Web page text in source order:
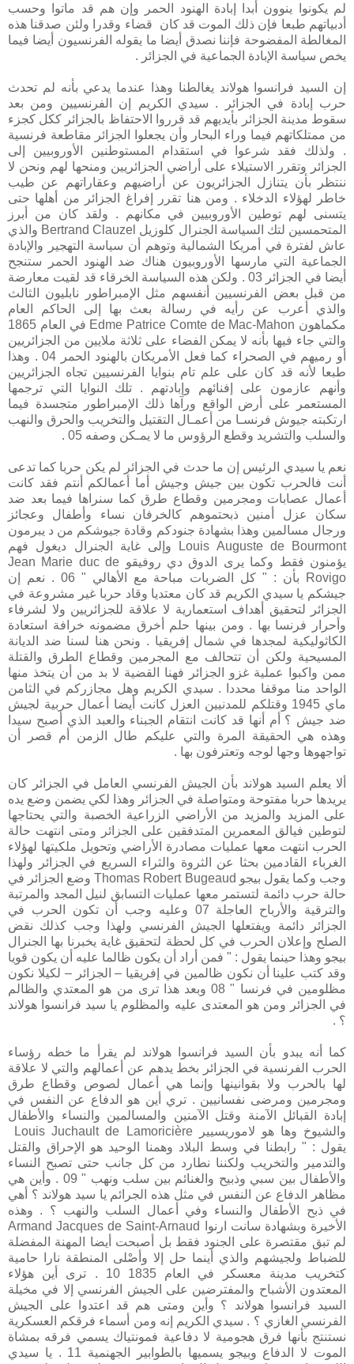
لم يكونوا ينوون أبدا إبادة الهنود الحمر وإن هم قد ماتوا وحسب
أدبياتهم طبعا فإن ذلك الموت قد كان قضاء وقدرا ولئن صدقنا هذه
المغالطة المفضوحة فإننا نصدق أيضا ما يقوله الفرنسيون أيضا فيما
يخص سياسة الإبادة الجماعية في الجزائر .
إن السيد فرانسوا هولاند يغالطنا وهذا عندما يدعي بأنه لم تحدث
حرب إبادة في الجزائر . سيدي الكريم إن الفرنسيين ومن بعد
سقوط مدينة الجزائر بأيديهم قد قرروا الاحتفاظ بالجزائر ككل كجزء
من ممتلكاتهم فيما وراء البحار وأن يجعلوا الجزائر مقاطعة فرنسية
. ولذلك فقد شرعوا في استقدام المستوطنين الأوروبيين إلى
الجزائر وتقرر الاستيلاء على أراضي الجزائريين ومنحها لهم ونحن لا
ننتظر بأن يتنازل الجزائريون عن أراضيهم وعقاراتهم عن طيب
خاطر لهؤلاء الدخلاء . ومن هنا تقرر إفراغ الجزائر من أهلها حتى
يتسنى لهم توطين الأوروبيين في مكانهم . ولقد كان من أبرز
المتحمسين لتك السياسة الجنرال كلوزيل Bertrand Clauzel والذي
عاش لفترة في أمريكا الشمالية وتوهم أن سياسة التهجير والإبادة
الجماعية التي مارسها الأوروبيون هناك ضد الهنود الحمر ستنجح
أيضا في الجزائر 03 . ولكن هذه السياسة الخرقاء قد لقيت معارضة
من قبل بعض الفرنسيين أنفسهم مثل الإمبراطور نابليون الثالث
والذي أعرب عن رأيه في رسالة بعث بها إلى الحاكم العام
مكماهون Edme Patrice Comte de Mac-Mahon في العام 1865
والتي جاء فيها بأنه لا يمكن الفضاء على ثلاثة ملايين من الجزائريين
أو رميهم في الصحراء كما فعل الأمريكان بالهنود الحمر 04 . وهذا
طبعا لأنه قد كان على علم تام بنوايا الفرنسيين تجاه الجزائريين
وأنهم عازمون على إفنائهم وإبادتهم . تلك النوايا التي ترجمها
المستعمر على أرض الواقع ورآها ذلك الإمبراطور متجسدة فيما
ارتكبته جيوش فرنسـا من أعمـال التقتيل والتخريب والحرق والنهب
والسلب والتشريد وقطع الرؤوس ما لا يمـكن وصفه 05 .
نعم يا سيدي الرئيس إن ما حدث في الجزائر لم يكن حربا كما تدعى
أنت فالحرب تكون بين جيش وجيش أما أعمالكم أنتم فقد كانت
أعمال عصابات ومجرمين وقطاع طرق كما سنراها فيما بعد ضد
سكان عزل أمنين ذبحتموهم كالخرفان نساء وأطفال وعجائز
ورجال مسالمين وهذا بشهادة جنودكم وقادة جيوشكم من د يبرمون
Louis Auguste de Bourmont وإلى غاية الجنرال ديغول فهم
يؤمنون فقط وكما يرى الدوق دي روفيقو Jean Marie duc de
Rovigo بأن : " كل الضربات مباحة مع الأهالي " 06 . نعم إن
جيشكم يا سيدي الكريم قد كان معتديا وقاد حربا غير مشروعة في
الجزائر لتحقيق أهداف استعمارية لا علاقة للجزائريين ولا لشرفاء
وأحرار فرنسا بها . ومن بينها حلم أخرق مضمونه خرافة استعادة
الكاثوليكية لمجدها في شمال إفريقيا . ونحن هنا لسنا ضد الديانة
المسيحية ولكن أن تتحالف مع المجرمين وقطاع الطرق والقتلة
ممن واكبوا عملية غزو الجزائر فهنا القضية لا بد من أن يتخذ منها
الواحد منا موقفا محددا . سيدي الكريم وهل مجازركم في الثامن
ماي 1945 وقتلكم للمدنيين العزل كانت أيضا أعمال حربية لجيش
ضد جيش ؟ أم أنها قد كانت انتقام الجبناء والعبد الذي أصبح سيدا
وهذه هي الحقيقة المرة والتي عليكم طال الزمن أم قصر أن
تواجهوها وجها لوجه وتعترفون بها .
ألا يعلم السيد هولاند بأن الجيش الفرنسي العامل في الجزائر كان
يريدها حربا مفتوحة ومتواصلة في الجزائر وهذا لكي يضمن وضع يده
على المزيد والمزيد من الأراضي الزراعية الخصبة والتي يحتاجها
لتوطين فيالق المعمرين المتدفقين على الجزائر ومتى انتهت حالة
الحرب انتهت معها عمليات مصادرة الأراضي وتحويل ملكيتها لهؤلاء
الغرباء القادمين بحثا عن الثروة والثراء السريع في الجزائر ولهذا
وجب وكما يقول بيجو Thomas Robert Bugeaud وضع الجزائر في
حالة حرب دائمة لتستمر معها عمليات التسابق لنيل المجد والمرتبة
والترقية والأرباح العاجلة 07 وعليه وجب أن تكون الحرب في
الجزائر دائمة ويفتعلها الجيش الفرنسي ولهذا وجب كذلك نقض
الصلح وإعلان الحرب في كل لحظة لتحقيق غاية يخبرنا بها الجنرال
بيجو وهذا حينما يقول : " فمن أراد أن يكون ظالما عليه أن يكون قويا
وقد كتب علينا أن نكون ظالمين في إفريقيا – الجزائر – لكيلا نكون
مظلومين في فرنسا " 08 وبعد هذا ترى من هو المعتدي والظالم
في الجزائر ومن هو المعتدى عليه والمظلوم يا سيد فرانسوا هولاند
؟ .
كما أنه يبدو بأن السيد فرانسوا هولاند لم يقرأ ما خطه رؤساء
الحرب الفرنسية في الجزائر بخط يدهم عن أعمالهم والتي لا علاقة
لها بالحرب ولا بقوانينها وإنما هي أعمال لصوص وقطاع طرق
ومجرمين ومرضى نفسانيين . تري أين هو الدفاع عن النفس في
إبادة القبائل الآمنة وقتل الآمنين والمسالمين والنساء والأطفال
يقول : " رابطنا في وسط البلاد وهمنا الوحيد هو الإحراق والقتل
والتدمير والتخريب ولكننا نطارد من كل جانب حتى تصبح النساء
والأطفال بين سبي وذبيح والغنائم بين سلب ونهب " 09 . وأين هي
مظاهر الدفاع عن النفس في مثل هذه الجرائم يا سيد هولاند ؟ أهي
في ذبح الأطفال والنساء وفي أعمال السلب والنهب ؟ . وهذه
الأخيرة وبشهادة سانت ارنوا Armand Jacques de Saint-Arnaud
لم تبق مقتصرة على الجنود فقط بل أصبحت أيضا المهنة المفضلة
للضباط ولجيشهم والذي أينما حل إلا وأصْلى المنطقة نارا حامية
كتخريب مدينة معسكر في العام 1835 10 . ترى أين هؤلاء
المعتدون الأشباح والمفترضين على الجيش الفرنسي إلا في مخيلة
السيد فرانسوا هولاند ؟ وأين ومتى هم قد اعتدوا على الجيش
الفرنسي الغازي ؟ . سيدي الكريم إنه ومن أسماء فرقكم العسكرية
نستنتج بأنها فرق هجومية لا دفاعية فمونتياك يسمي فرقه بمشاة
الموت لا الدفاع وبيجو يسميها بالطوابير الجهنمية 11 . يا سيدي